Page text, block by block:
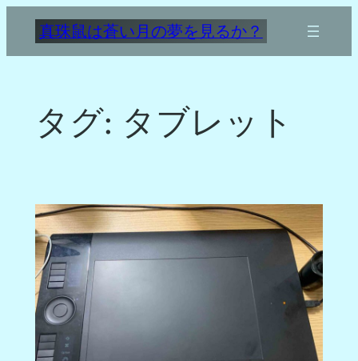
を
真珠鼠は蒼い月の夢を見るか？
タグ: タブレット